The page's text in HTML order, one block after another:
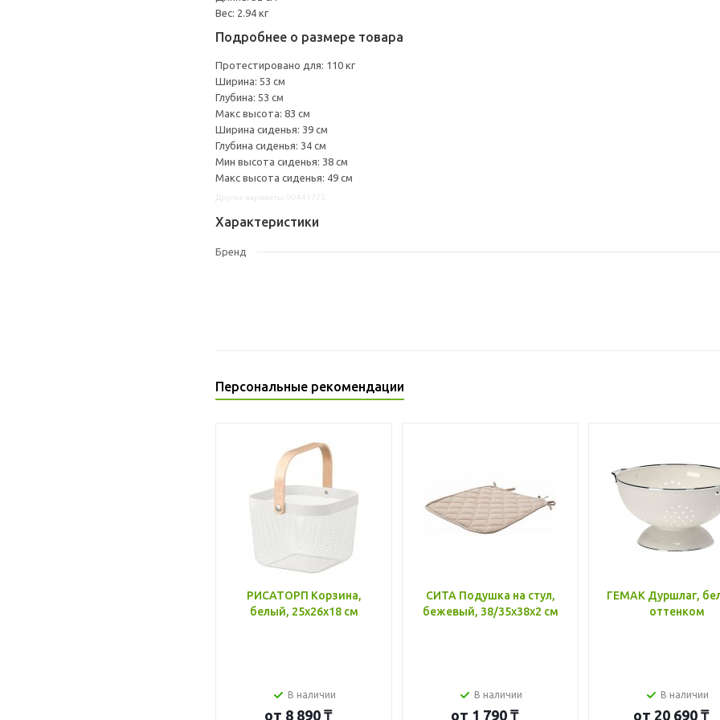
Вес: 2.94 кг
Подробнее о размере товара
Протестировано для: 110 кг
Ширина: 53 см
Глубина: 53 см
Макс высота: 83 см
Ширина сиденья: 39 см
Глубина сиденья: 34 см
Мин высота сиденья: 38 см
Макс высота сиденья: 49 см
Характеристики
Бренд
Персональные рекомендации
РИСАТОРП Корзина,
белый, 25x26x18 см
В наличии
от 8 890 ₸
СИТА Подушка на стул,
бежевый, 38/35x38x2 см
В наличии
от 1 790 ₸
ГЕМАК Дуршлаг,
оттенком
В наличии
от 20 690 ₸